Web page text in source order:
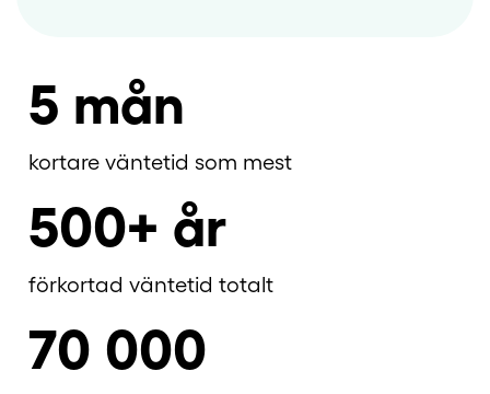
5 mån
kortare väntetid som mest
500+ år
förkortad väntetid totalt
70 000